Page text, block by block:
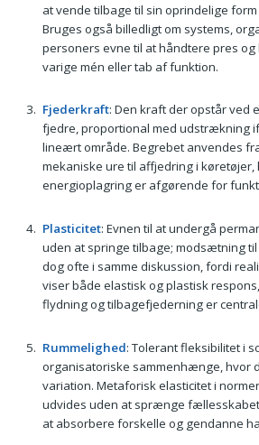
at vende tilbage til sin oprindelige
Bruges også billedligt om systems,
personers evne til at håndtere pres og
varige mén eller tab af funktion.
Fjederkraft: Den kraft der opstår ved
fjedre, proportional med udstrækning
lineært område. Begrebet anvendes
mekaniske ure til affjedring i køretøjer,
energioplagring er afgørende for
Plasticitet: Evnen til at undergå
uden at springe tilbage; modsætning
dog ofte i samme diskussion, fordi
viser både elastisk og plastisk
flydning og tilbagefjederning er
Rummelighed: Tolerant fleksibilitet i
organisatoriske sammenhænge, hvor
variation. Metaforisk elasticitet i
udvides uden at sprænge
at absorbere forskelle og gendanne